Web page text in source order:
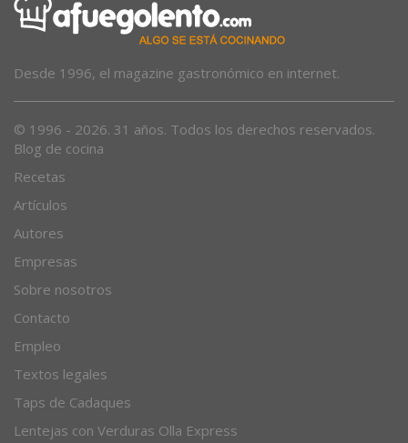
Desde 1996, el magazine gastronómico en internet.
© 1996 - 2026. 31 años. Todos los derechos reservados.
Blog de cocina
Recetas
Artículos
Autores
Empresas
Sobre nosotros
Contacto
Empleo
Textos legales
Taps de Cadaques
Lentejas con Verduras Olla Express